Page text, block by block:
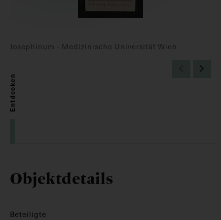
Josephinum - Medizinische Universität Wien
Entdecken
Objektdetails
Beteiligte